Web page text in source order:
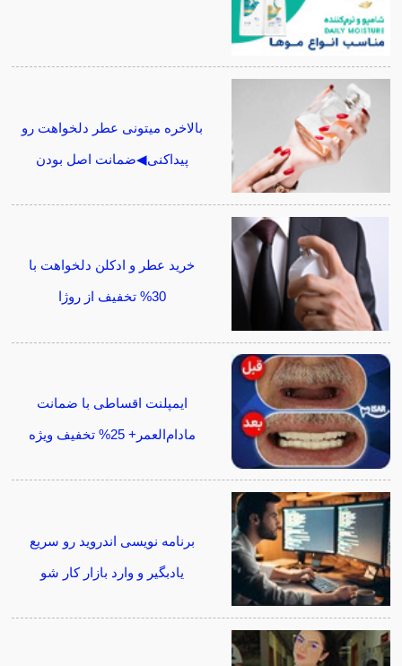
بالاخره میتونی عطر دلخواهت رو
پیداکنی◀ضمانت اصل بودن
خرید عطر و ادکلن دلخواهت با
30% تخفیف از روژا
ایمپلنت اقساطی با ضمانت
مادام‌العمر+ 25% تخفیف ویژه
برنامه نویسی اندروید رو سریع
یادبگیر و وارد بازار کار شو